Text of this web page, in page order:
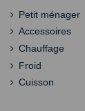
Petit ménager
Accessoires
Chauffage
Froid
Cuisson